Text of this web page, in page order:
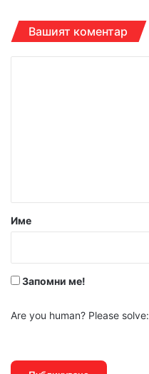
Вашият коментар
р
Име
Запомни ме!
Are you human? Please solve: